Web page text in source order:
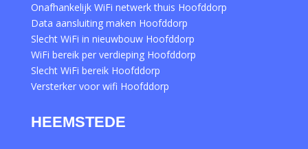
Onafhankelijk WiFi netwerk thuis Hoofddorp
Data aansluiting maken Hoofddorp
Slecht WiFi in nieuwbouw Hoofddorp
WiFi bereik per verdieping Hoofddorp
Slecht WiFi bereik Hoofddorp
Versterker voor wifi Hoofddorp
HEEMSTEDE